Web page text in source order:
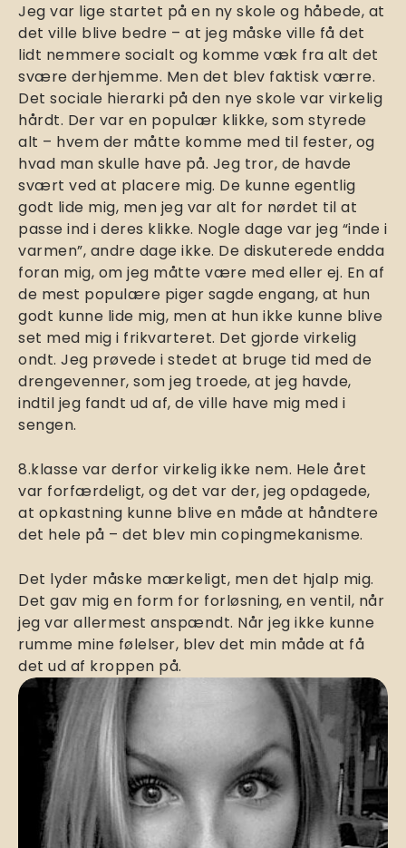
Jeg var lige startet på en ny skole og håbede, at
det ville blive bedre – at jeg måske ville få det
lidt nemmere socialt og komme væk fra alt det
svære derhjemme. Men det blev faktisk værre.
Det sociale hierarki på den nye skole var virkelig
hårdt. Der var en populær klikke, som styrede
alt – hvem der måtte komme med til fester, og
hvad man skulle have på. Jeg tror, de havde
svært ved at placere mig. De kunne egentlig
godt lide mig, men jeg var alt for nørdet til at
passe ind i deres klikke. Nogle dage var jeg “inde i
varmen”, andre dage ikke. De diskuterede endda
foran mig, om jeg måtte være med eller ej. En af
de mest populære piger sagde engang, at hun
godt kunne lide mig, men at hun ikke kunne blive
set med mig i frikvarteret. Det gjorde virkelig
ondt. Jeg prøvede i stedet at bruge tid med de
drengevenner, som jeg troede, at jeg havde,
indtil jeg fandt ud af, de ville have mig med i
sengen.
8.klasse var derfor virkelig ikke nem. Hele året
var forfærdeligt, og det var der, jeg opdagede,
at opkastning kunne blive en måde at håndtere
det hele på – det blev min copingmekanisme.
Det lyder måske mærkeligt, men det hjalp mig.
Det gav mig en form for forløsning, en ventil, når
jeg var allermest anspændt. Når jeg ikke kunne
rumme mine følelser, blev det min måde at få
det ud af kroppen på.